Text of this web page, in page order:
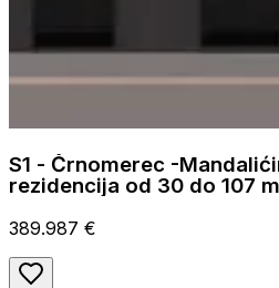
S1 - Črnomerec -
rezidencija od 30 do 107
389.987 €